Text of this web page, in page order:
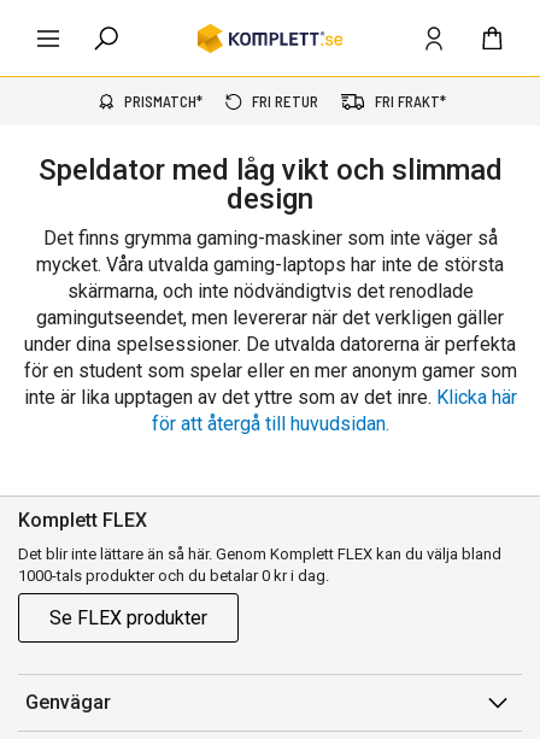
PRISMATCH* FRI RETUR FRI FRAKT*
Speldator med låg vikt och slimmad
design
Det finns grymma gaming-maskiner som inte väger så
mycket. Våra utvalda gaming-laptops har inte de största
skärmarna, och inte nödvändigtvis det renodlade
gamingutseendet, men levererar när det verkligen gäller
under dina spelsessioner. De utvalda datorerna är perfekta
för en student som spelar eller en mer anonym gamer som
inte är lika upptagen av det yttre som av det inre. Klicka här
för att återgå till huvudsidan.
Komplett FLEX
Det blir inte lättare än så här. Genom Komplett FLEX kan du välja bland
1000-tals produkter och du betalar 0 kr i dag.
Se FLEX produkter
Genvägar